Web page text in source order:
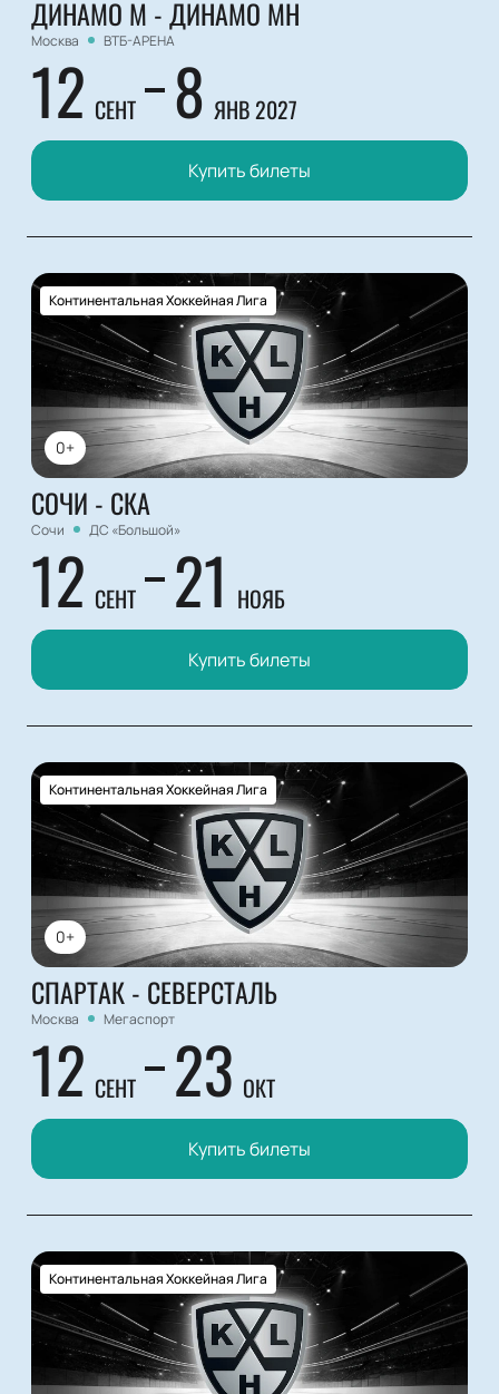
ДИНАМО М - ДИНАМО МН
Москва ВТБ-АРЕНА
12 СЕНТ 8 ЯНВ 2027
Купить билеты
0+
Континентальная Хоккейная Лига
СОЧИ - СКА
Сочи ДС «Большой»
12 СЕНТ 21 НОЯБ
Купить билеты
0+
Континентальная Хоккейная Лига
СПАРТАК - СЕВЕРСТАЛЬ
Москва Мегаспорт
12 СЕНТ 23 ОКТ
Купить билеты
Континентальная Хоккейная Лига